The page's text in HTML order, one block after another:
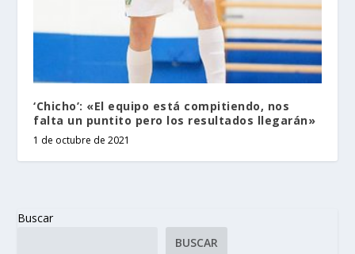
‘Chicho’: «El equipo está compitiendo, nos
falta un puntito pero los resultados llegarán»
1 de octubre de 2021
Buscar
BUSCAR